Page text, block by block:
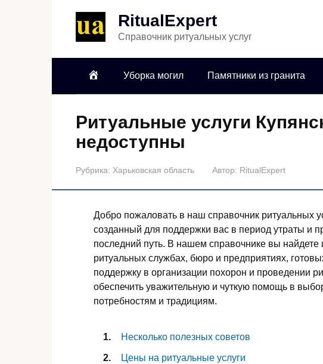
RitualExpert
Справочник ритуальных услуг
Уборка могил Памятники из гранита
Ритуальные услуги
недоступны
Рубрика: Харьковская область Автор: RitualExpert
Добро пожаловать в наш справочник ритуальных
созданный для поддержки вас в период утраты и
последний путь. В нашем справочнике вы
ритуальных службах, бюро и предприятиях,
поддержку в организации похорон и проведении
обеспечить уважительную и чуткую помощь в
потребностям и традициям.
Несколько полезных советов
Цены на ритуальные услуги